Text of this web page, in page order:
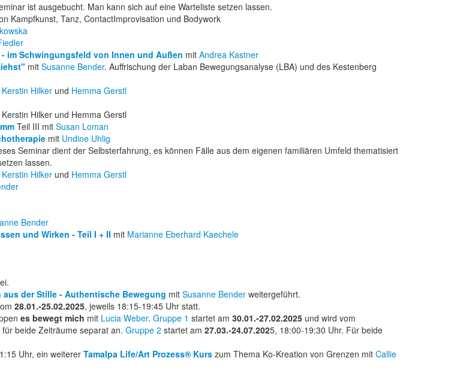
ist ausgebucht. Man kann sich auf eine Warteliste setzen lassen.
Kampfkunst, Tanz, ContactImprovisation und Bodywork
im Schwingungsfeld von Innen und Außen mit Andrea Kastner
mit Susanne Bender. Auffrischung der Laban Bewegungsanalyse (LBA) und des Kestenberg
Kerstin Hilker und Hemma Gerstl
Kerstin Hilker und Hemma Gerstl
Teil III mit Susan Loman
mit Undine Uhlig
Seminar dient der Selbsterfahrung, es können Fälle aus dem eigenen familiären Umfeld thematisiert
lassen.
Kerstin Hilker und Hemma Gerstl
Bender
und Wirken - Teil I + II mit Marianne Eberhard Kaechele
aus der Stille - Authentische Bewegung mit Susanne Bender weitergeführt.
28.01.-25.02.2025, jeweils 18:15-19:45 Uhr statt.
es bewegt mich mit Lucia Weber. Gruppe 1 startet am 30.01.-27.02.2025 und wird vom
beide Zeiträume separat an. Gruppe 2 startet am 27.03.-24.07.2025, 18:00-19:30 Uhr. Für beide
Uhr, ein weiterer Tamalpa Life/Art Prozess® Kurs zum Thema Ko-Kreation von Grenzen mit Callie